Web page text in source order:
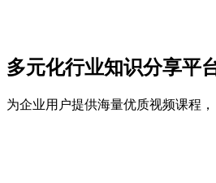
多元化行业知识分享平
为企业用户提供海量优质视频课程